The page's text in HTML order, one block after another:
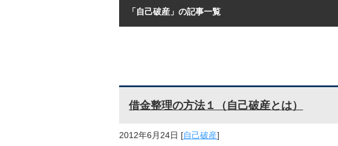
「自己破産」の記事一覧
借金整理の方法１（自己破産とは）
2012年6月24日 [自己破産]